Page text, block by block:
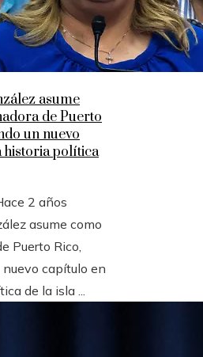
asume
de Puerto
un nuevo
historia política
2 años
asume como
Puerto Rico,
capítulo en
de la isla ...